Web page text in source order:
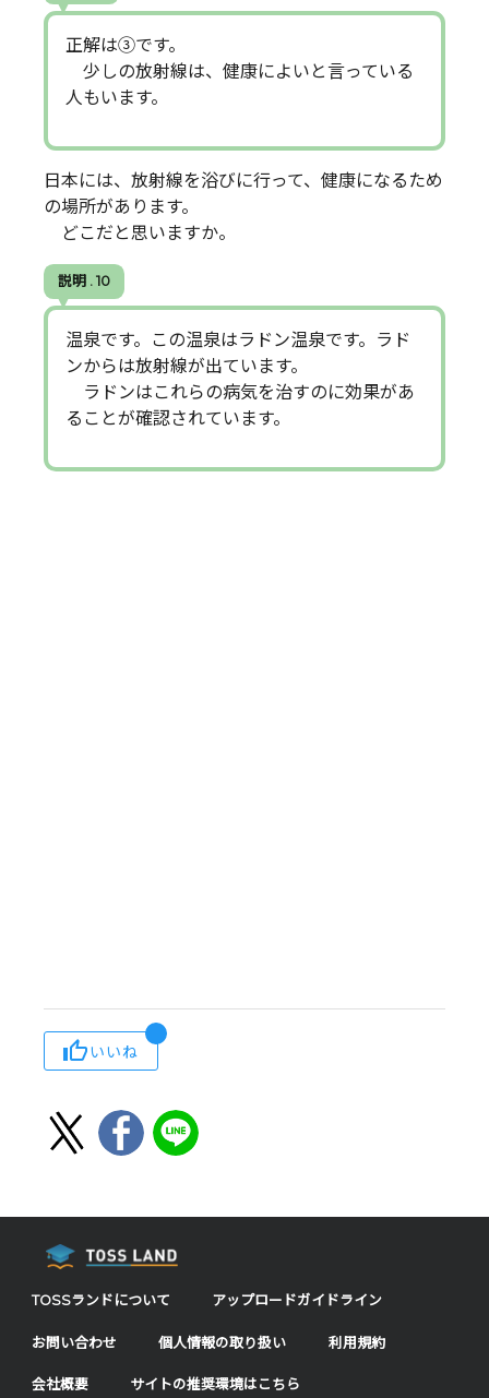
正解は③です。
少しの放射線は、健康によいと言っている
人もいます。
日本には、放射線を浴びに行って、健康になるため
の場所があります。
どこだと思いますか。
説明 . 10
温泉です。この温泉はラドン温泉です。ラド
ンからは放射線が出ています。
ラドンはこれらの病気を治すのに効果があ
ることが確認されています。
いいね
TOSSランドについて アップロードガイドライン
お問い合わせ 個人情報の取り扱い 利用規約
会社概要 サイトの推奨環境はこちら